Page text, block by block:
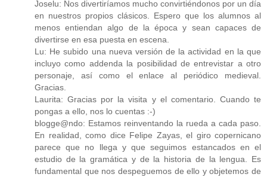
Joselu: Nos divertiríamos mucho convirtiéndonos por un día
en nuestros propios clásicos. Espero que los alumnos al
menos entiendan algo de la época y sean capaces de
divertirse en esa puesta en escena.
Lu: He subido una nueva versión de la actividad en la que
incluyo como addenda la posibilidad de entrevistar a otro
personaje, así como el enlace al periódico medieval.
Gracias.
Laurita: Gracias por la visita y el comentario. Cuando te
pongas a ello, nos lo cuentas :-)
blogge@ndo: Estamos reinventando la rueda a cada paso.
En realidad, como dice Felipe Zayas, el giro copernicano
parece que no llega y que seguimos estancados en el
estudio de la gramática y de la historia de la lengua. Es
fundamental que nos despeguemos de ello y objetemos de